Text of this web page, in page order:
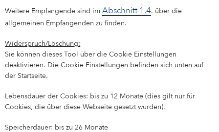
Weitere Empfangende sind imAbschnitt 1.4. über die
allgemeinen Empfangenden zu finden.
Widerspruch/Löschung:
Sie können dieses Tool über die Cookie Einstellungen
deaktivieren. Die Cookie Einstellungen befinden sich unten auf
der Startseite.
Lebensdauer der Cookies: bis zu 12 Monate (dies gilt nur für
Cookies, die über diese Webseite gesetzt wurden).
Speicherdauer: bis zu 26 Monate